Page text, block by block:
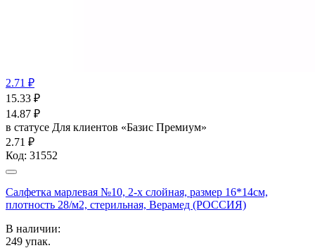
2.71 ₽
15.33 ₽
14.87 ₽
в статусе Для клиентов «Базис Премиум»
2.71 ₽
Код: 31552
Салфетка марлевая №10, 2-х слойная, размер 16*14см,
плотность 28/м2, стерильная, Верамед (РОССИЯ)
В наличии:
249 упак.